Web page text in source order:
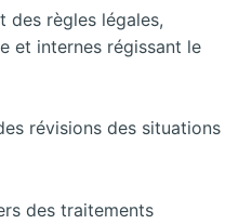
des règles légales,
et internes régissant le
révisions des situations
des traitements